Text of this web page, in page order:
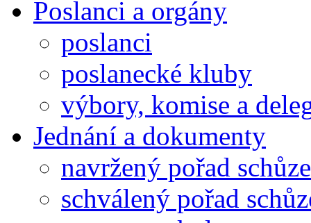
Poslanci a orgány
poslanci
poslanecké kluby
výbory, komise a
Jednání a dokumenty
navržený pořad schůze
schválený pořad